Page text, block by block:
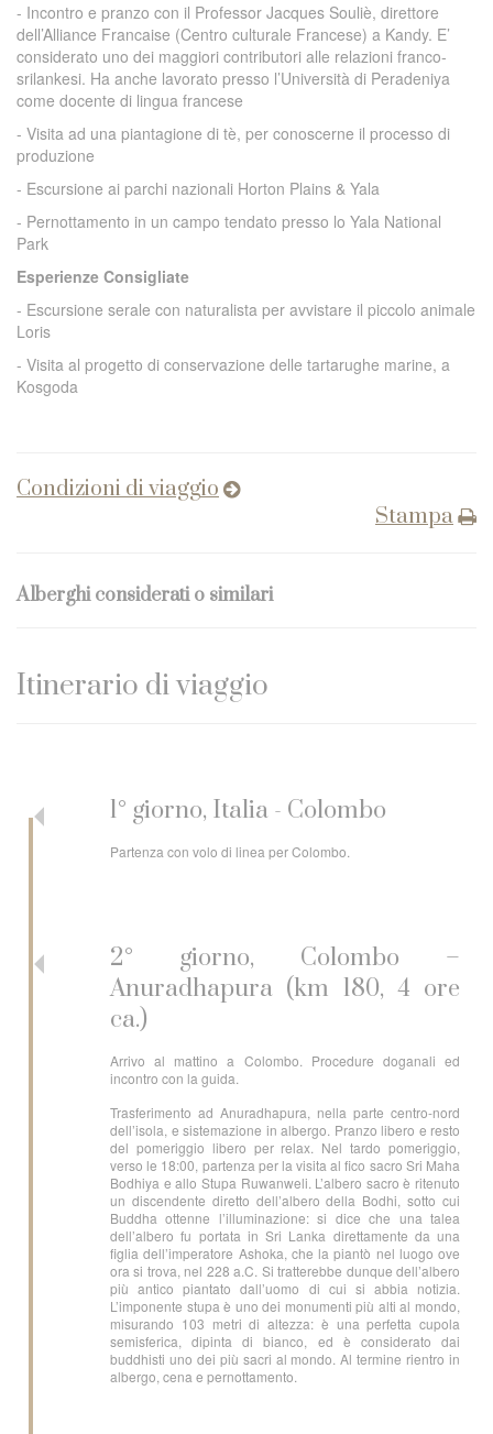
- Incontro e pranzo con il Professor Jacques Souliè, direttore
dell’Alliance Francaise (Centro culturale Francese) a Kandy. E’
considerato uno dei maggiori contributori alle relazioni franco-
srilankesi. Ha anche lavorato presso l’Università di Peradeniya
come docente di lingua francese
- Visita ad una piantagione di tè, per conoscerne il processo di
produzione
- Escursione ai parchi nazionali Horton Plains & Yala
- Pernottamento in un campo tendato presso lo Yala National
Park
Esperienze Consigliate
- Escursione serale con naturalista per avvistare il piccolo animale
Loris
- Visita al progetto di conservazione delle tartarughe marine, a
Kosgoda
Condizioni di viaggio
Stampa
Alberghi considerati o similari
Itinerario di viaggio
1° giorno, Italia - Colombo
Partenza con volo di linea per Colombo.
2° giorno, Colombo –
Anuradhapura (km 180, 4 ore
ca.)
Arrivo al mattino a Colombo. Procedure doganali ed
incontro con la guida.
Trasferimento ad Anuradhapura, nella parte centro-nord
dell’isola, e sistemazione in albergo. Pranzo libero e resto
del pomeriggio libero per relax. Nel tardo pomeriggio,
verso le 18:00, partenza per la visita al fico sacro Sri Maha
Bodhiya e allo Stupa Ruwanweli. L’albero sacro è ritenuto
un discendente diretto dell’albero della Bodhi, sotto cui
Buddha ottenne l’illuminazione: si dice che una talea
dell’albero fu portata in Sri Lanka direttamente da una
figlia dell’imperatore Ashoka, che la piantò nel luogo ove
ora si trova, nel 228 a.C. Si tratterebbe dunque dell’albero
più antico piantato dall’uomo di cui si abbia notizia.
L’imponente stupa è uno dei monumenti più alti al mondo,
misurando 103 metri di altezza: è una perfetta cupola
semisferica, dipinta di bianco, ed è considerato dai
buddhisti uno dei più sacri al mondo. Al termine rientro in
albergo, cena e pernottamento.